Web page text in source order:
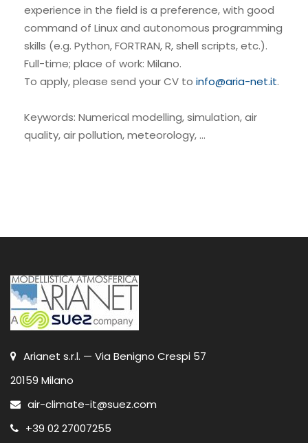
experience in the field is a preference, with good
command of Linux and autonomous programming
skills (e.g. Python, FORTRAN, R, shell scripts, etc.).
Full-time; place of work: Milano.
To apply, please send your CV to info@aria-net.it.
Keywords: Numerical modelling, simulation, air
quality, air pollution, meteorology, …
Arianet s.r.l. — Via Benigno Crespi 57
20159 Milano
air-climate-it@suez.com
+39 02 27007255